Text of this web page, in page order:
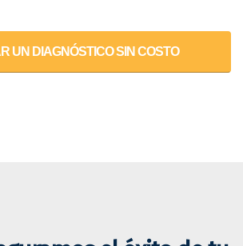
UN DIAGNÓSTICO SIN COSTO